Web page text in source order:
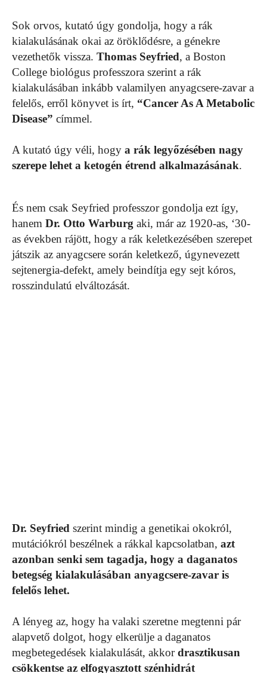
Sok orvos, kutató úgy gondolja, hogy a rák
kialakulásának okai az öröklődésre, a génekre
vezethetők vissza. Thomas Seyfried, a Boston
College biológus professzora szerint a rák
kialakulásában inkább valamilyen anyagcsere-zavar a
felelős, erről könyvet is írt, “Cancer As A Metabolic
Disease” címmel.
A kutató úgy véli, hogy a rák legyőzésében nagy
szerepe lehet a ketogén étrend alkalmazásának.
És nem csak Seyfried professzor gondolja ezt így,
hanem Dr. Otto Warburg aki, már az 1920-as, ‘30-
as években rájött, hogy a rák keletkezésében szerepet
játszik az anyagcsere során keletkező, úgynevezett
sejtenergia-defekt, amely beindítja egy sejt kóros,
rosszindulatú elváltozását.
Dr. Seyfried szerint mindig a genetikai okokról,
mutációkról beszélnek a rákkal kapcsolatban, azt
azonban senki sem tagadja, hogy a daganatos
betegség kialakulásában anyagcsere-zavar is
felelős lehet.
A lényeg az, hogy ha valaki szeretne megtenni pár
alapvető dolgot, hogy elkerülje a daganatos
megbetegedések kialakulását, akkordrasztikusan
csökkentse az elfogyasztott szénhidrát